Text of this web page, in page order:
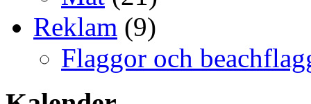
Reklam (9)
Flaggor och